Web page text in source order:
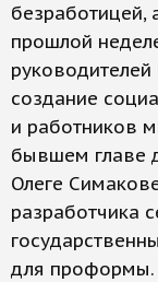
безработицей,
прошлой
создание
и работников
бывшем главе
Олеге
разработчика
для проформы.